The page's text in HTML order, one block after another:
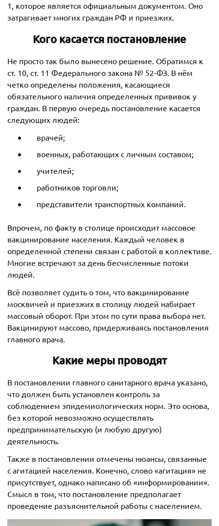
1, которое является официальным документом. Оно
затрагивает многих граждан РФ и приезжих.
Кого касается постановление
Не просто так было вынесено решение. Обратимся к
ст. 10, ст. 11 Федерального закона № 52-ФЗ. В нём
четко определены положения, касающиеся
обязательного наличия определенных прививок у
граждан. В первую очередь постановление касается
следующих людей:
врачей;
военных, работающих с личным составом;
учителей;
работников торговли;
представители транспортных компаний.
Впрочем, по факту в столице происходит массовое
вакцинирование населения. Каждый человек в
определенной степени связан с работой в коллективе.
Многие встречают за день бесчисленные потоки
людей.
Всё позволяет судить о том, что вакцинирование
москвичей и приезжих в столицу людей набирает
массовый оборот. При этом по сути права выбора нет.
Вакцинируют массово, придерживаясь постановления
главного врача.
Какие меры проводят
В постановлении главного санитарного врача указано,
что должен быть установлен контроль за
соблюдением эпидемиологических норм. Это основа,
без которой невозможно осуществлять
предпринимательскую (и любую другую)
деятельность.
Также в постановлении отмечены нюансы, связанные
с агитацией населения. Конечно, слово «агитация» не
присутствует, однако написано об «информировании».
Смысл в том, что постановление предполагает
проведение разъяснительной работы с населением.